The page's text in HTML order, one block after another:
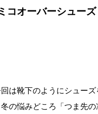
オーバーシューズ
は靴下のようにシューズ
の悩みどころ「つま先